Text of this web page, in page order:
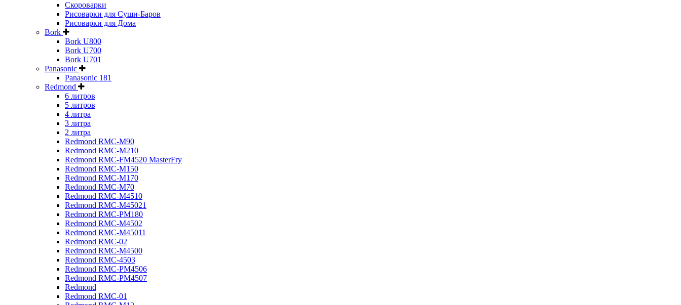
Скороварки
Рисоварки для Суши-Баров
Рисоварки для Дома
Bork
Bork U800
Bork U700
Bork U701
Panasonic
Panasonic 181
Redmond
6 литров
5 литров
4 литра
3 литра
2 литра
Redmond RMC-M90
Redmond RMC-M210
Redmond RMC-FM4520 MasterFry
Redmond RMC-M150
Redmond RMC-M170
Redmond RMC-M70
Redmond RMC-M4510
Redmond RMC-M45021
Redmond RMC-PM180
Redmond RMC-M4502
Redmond RMC-M45011
Redmond RMC-02
Redmond RMC-M4500
Redmond RMC-4503
Redmond RMC-PM4506
Redmond RMC-PM4507
Redmond
Redmond RMC-01